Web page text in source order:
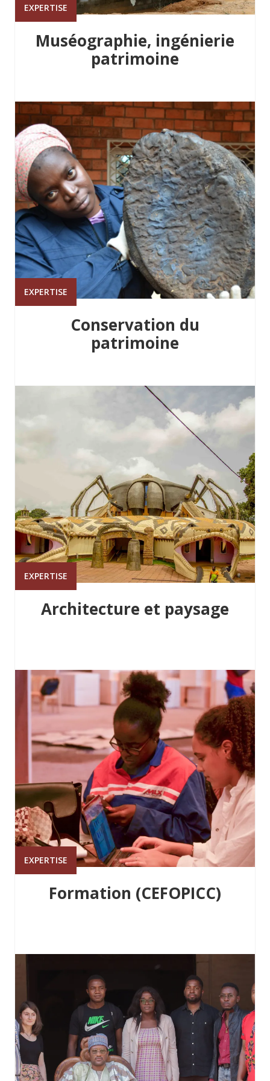
EXPERTISE
Muséographie, ingénierie
patrimoine
EXPERTISE
Conservation du
patrimoine
EXPERTISE
Architecture et paysage
EXPERTISE
Formation (CEFOPICC)